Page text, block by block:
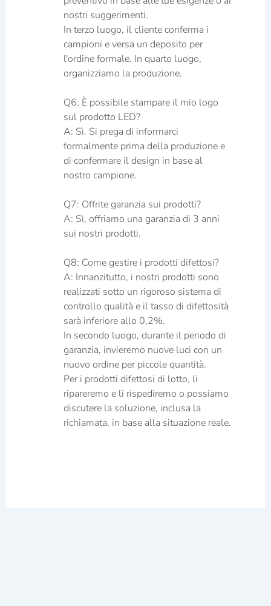
nostri suggerimenti.
In terzo luogo, il cliente conferma i
campioni e versa un deposito per
l'ordine formale. In quarto luogo,
organizziamo la produzione.
Q6. È possibile stampare il mio logo
sul prodotto LED?
A: Sì. Si prega di informarci
formalmente prima della produzione e
di confermare il design in base al
nostro campione.
Q7: Offrite garanzia sui prodotti?
A: Sì, offriamo una garanzia di 3 anni
sui nostri prodotti.
Q8: Come gestire i prodotti difettosi?
A: Innanzitutto, i nostri prodotti sono
realizzati sotto un rigoroso sistema di
controllo qualità e il tasso di difettosità
sarà inferiore allo 0,2%.
In secondo luogo, durante il periodo di
garanzia, invieremo nuove luci con un
nuovo ordine per piccole quantità.
Per i prodotti difettosi di lotto, li
ripareremo e li rispediremo o possiamo
discutere la soluzione, inclusa la
richiamata, in base alla situazione reale.